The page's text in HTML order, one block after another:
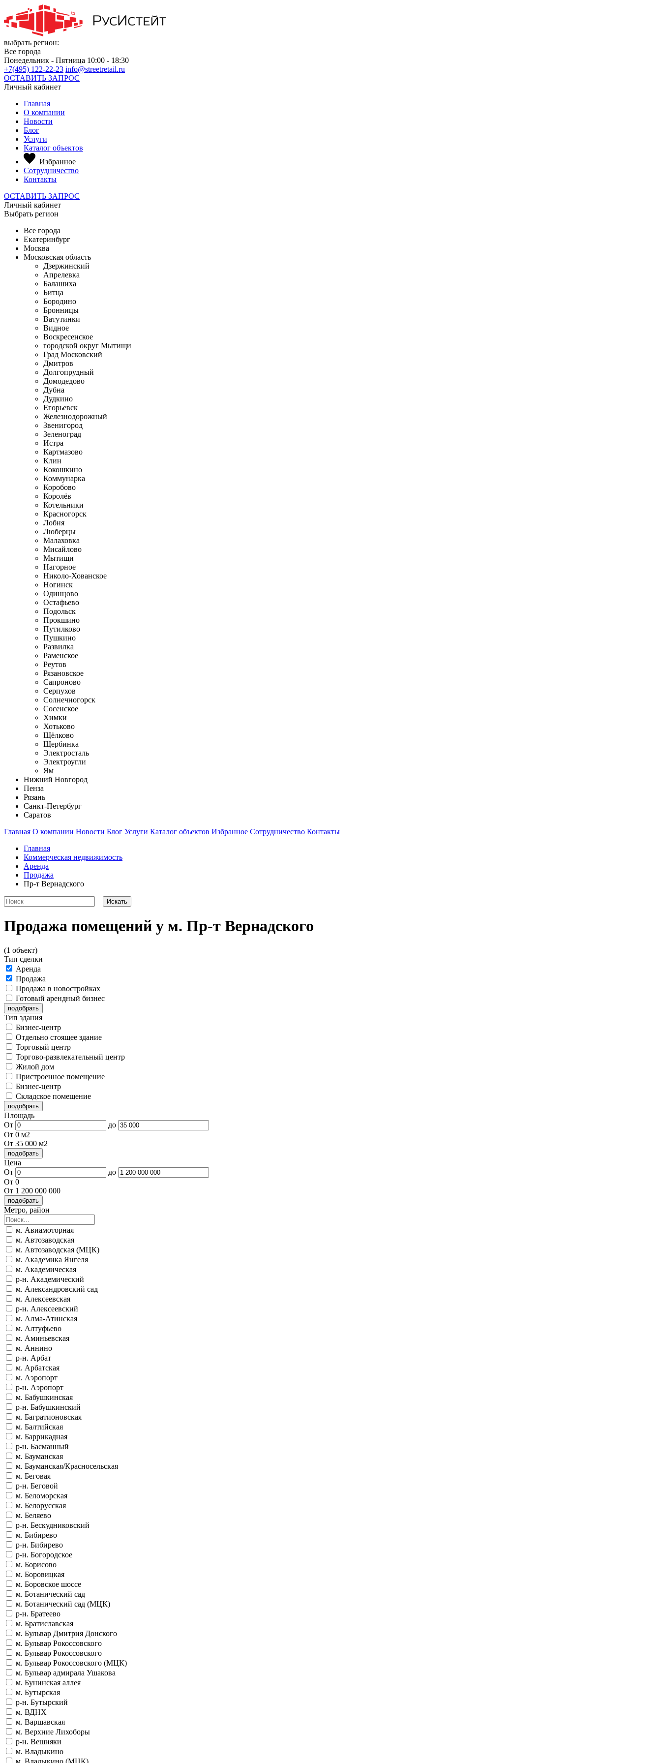
выбрать регион:
Все города
Понедельник - Пятница 10:00 - 18:30
+7(495) 122-22-23 info@streetretail.ru
ОСТАВИТЬ ЗАПРОС
Личный кабинет
Главная
О компании
Новости
Блог
Услуги
Каталог объектов
Избранное
Сотрудничество
Контакты
ОСТАВИТЬ ЗАПРОС
Личный кабинет
Выбрать регион
Все города
Екатеринбург
Москва
Московская область
Дзержинский
Апрелевка
Балашиха
Битца
Бородино
Бронницы
Ватутинки
Видное
Воскресенское
городской округ Мытищи
Град Московский
Дмитров
Долгопрудный
Домодедово
Дубна
Дудкино
Егорьевск
Железнодорожный
Звенигород
Зеленоград
Истра
Картмазово
Клин
Кокошкино
Коммунарка
Коробово
Королёв
Котельники
Красногорск
Лобня
Люберцы
Малаховка
Мисайлово
Мытищи
Нагорное
Николо-Хованское
Ногинск
Одинцово
Остафьево
Подольск
Прокшино
Путилково
Пушкино
Развилка
Раменское
Реутов
Рязановское
Сапроново
Серпухов
Солнечногорск
Сосенское
Химки
Хотьково
Щёлково
Щербинка
Электросталь
Электроугли
Ям
Нижний Новгород
Пенза
Рязань
Санкт-Петербург
Саратов
Главная О компании Новости Блог Услуги Каталог объектов Избранное Сотрудничество Контакты
Главная
Коммерческая недвижимость
Аренда
Продажа
Пр-т Вернадского
Продажа помещений у м. Пр-т Вернадского
(1 объект)
Тип сделки
Аренда
Продажа
Продажа в новостройках
Готовый арендный бизнес
Тип здания
Бизнес-центр
Отдельно стоящее здание
Торговый центр
Торгово-развлекательный центр
Жилой дом
Пристроенное помещение
Бизнес-центр
Складское помещение
Площадь
От
до
От 0 м2
От 35 000 м2
Цена
От
до
От 0
От 1 200 000 000
Метро, район
м. Авиамоторная
м. Автозаводская
м. Автозаводская (МЦК)
м. Академика Янгеля
м. Академическая
р-н. Академический
м. Александровский сад
м. Алексеевская
р-н. Алексеевский
м. Алма-Атинская
м. Алтуфьево
м. Аминьевская
м. Аннино
р-н. Арбат
м. Арбатская
м. Аэропорт
р-н. Аэропорт
м. Бабушкинская
р-н. Бабушкинский
м. Багратионовская
м. Балтийская
м. Баррикадная
р-н. Басманный
м. Бауманская
м. Бауманская/Красносельская
м. Беговая
р-н. Беговой
м. Беломорская
м. Белорусская
м. Беляево
р-н. Бескудниковский
м. Бибирево
р-н. Бибирево
р-н. Богородское
м. Борисово
м. Боровицкая
м. Боровское шоссе
м. Ботанический сад
м. Ботанический сад (МЦК)
р-н. Братеево
м. Братиславская
м. Бульвар Дмитрия Донского
м. Бульвар Рокоссовского
м. Бульвар Рокоссовского
м. Бульвар Рокоссовского (МЦК)
м. Бульвар адмирала Ушакова
м. Бунинская аллея
м. Бутырская
р-н. Бутырский
м. ВДНХ
м. Варшавская
м. Верхние Лихоборы
р-н. Вешняки
м. Владыкино
м. Владыкино (МЦК)